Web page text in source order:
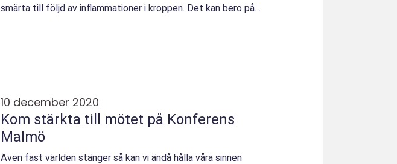
smärta till följd av inflammationer i kroppen. Det kan bero på
10 december 2020
Kom stärkta till mötet på Konferens
Malmö
Även fast världen stänger så kan vi ändå hålla våra sinnen